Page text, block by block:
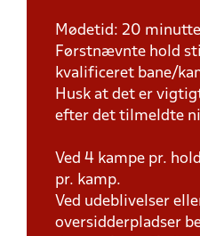
Mødetid: 20
Førstnævnte hold
kvalificeret bane/
Husk at det er
efter det tilmeldte
Ved 4 kampe pr.
pr. kamp.
Ved udeblivelser
oversidderpladser